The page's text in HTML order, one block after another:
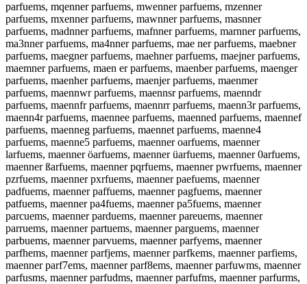
parfuems, mqenner parfuems, mwenner parfuems, mzenner
parfuems, mxenner parfuems, mawnner parfuems, masnner
parfuems, madnner parfuems, mafnner parfuems, marnner parfuems,
ma3nner parfuems, ma4nner parfuems, mae ner parfuems, maebner
parfuems, maegner parfuems, maehner parfuems, maejner parfuems,
maemner parfuems, maen er parfuems, maenber parfuems, maenger
parfuems, maenher parfuems, maenjer parfuems, maenmer
parfuems, maennwr parfuems, maennsr parfuems, maenndr
parfuems, maennfr parfuems, maennrr parfuems, maenn3r parfuems,
maenn4r parfuems, maennee parfuems, maenned parfuems, maennef
parfuems, maenneg parfuems, maennet parfuems, maenne4
parfuems, maenne5 parfuems, maenner oarfuems, maenner
larfuems, maenner öarfuems, maenner üarfuems, maenner 0arfuems,
maenner ßarfuems, maenner pqrfuems, maenner pwrfuems, maenner
pzrfuems, maenner pxrfuems, maenner paefuems, maenner
padfuems, maenner paffuems, maenner pagfuems, maenner
patfuems, maenner pa4fuems, maenner pa5fuems, maenner
parcuems, maenner parduems, maenner pareuems, maenner
parruems, maenner partuems, maenner parguems, maenner
parbuems, maenner parvuems, maenner parfyems, maenner
parfhems, maenner parfjems, maenner parfkems, maenner parfiems,
maenner parf7ems, maenner parf8ems, maenner parfuwms, maenner
parfusms, maenner parfudms, maenner parfufms, maenner parfurms,